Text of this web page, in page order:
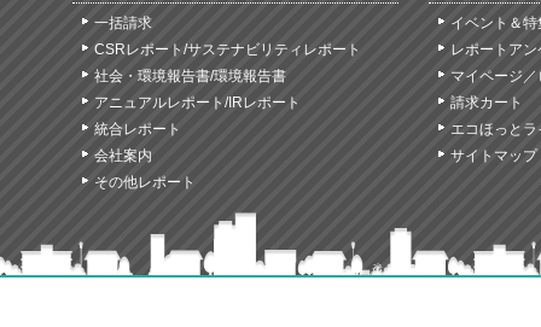
一括請求
CSRレポート/サステナビリティレポート
社会・環境報告書/環境報告書
アニュアルレポート/IRレポート
統合レポート
会社案内
その他レポート
イベント＆特
レポートア
マイページ
請求カート
エコほっと
サイトマップ